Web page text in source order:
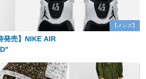
【メンズ】
発売】NIKE AIR